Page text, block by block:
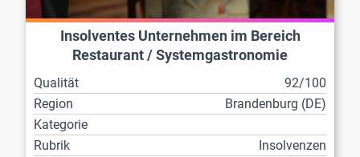
Insolventes Unternehmen im Bereich
Restaurant / Systemgastronomie
Qualität
92/100
Region
Brandenburg (DE)
Kategorie
Rubrik
Insolvenzen